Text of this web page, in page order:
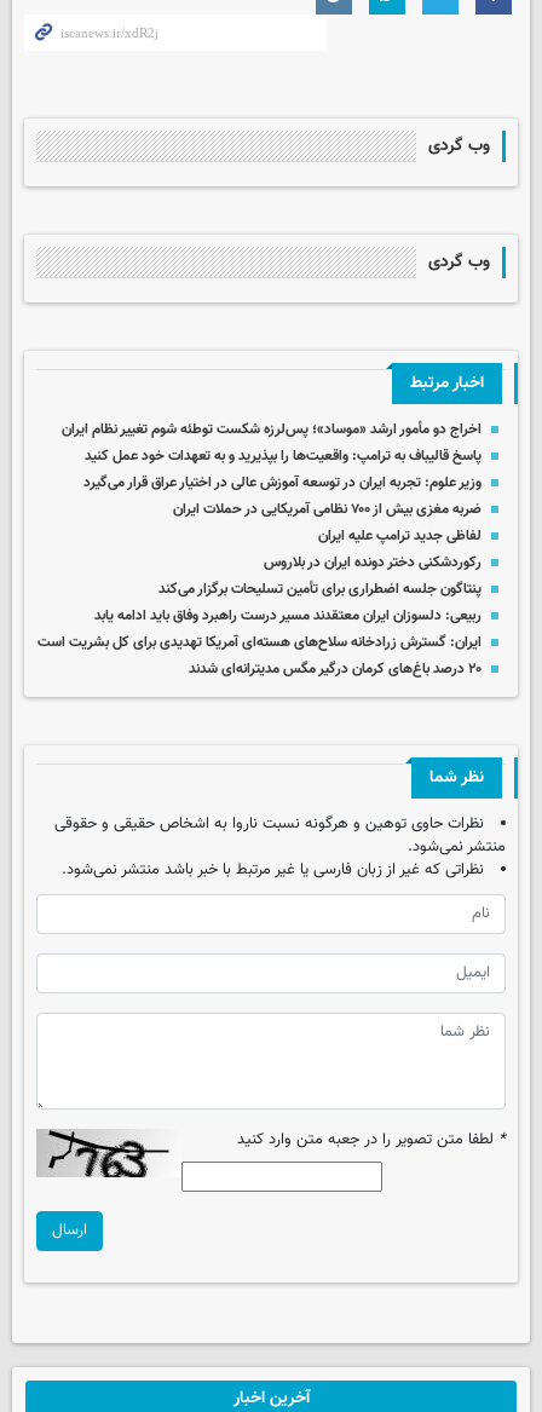
وب گردی
وب گردی
اخبار مرتبط
اخراج دو مأمور ارشد «موساد»؛ پس‌لرزه شکست توطئه شوم تغییر نظام ایران
پاسخ قالیباف به ترامپ: واقعیت‌ها را بپذیرید و به تعهدات خود عمل کنید
وزیر علوم: تجربه ایران در توسعه آموزش عالی در اختیار عراق قرار می‌گیرد
ضربه مغزی بیش از ۷۰۰ نظامی آمریکایی در حملات ایران
لفاظی جدید ترامپ علیه ایران
رکوردشکنی دختر دونده ایران در بلاروس
پنتاگون جلسه اضطراری برای تأمین تسلیحات برگزار می‌کند
ربیعی: دلسوزان ایران معتقدند مسیر درست راهبرد وفاق باید ادامه یابد
ایران: گسترش زرادخانه سلاح‌های هسته‌ای آمریکا تهدیدی برای کل بشریت است
۲۰ درصد باغ‌های کرمان درگیر مگس مدیترانه‌ای شدند
نظر شما
نظرات حاوی توهین و هرگونه نسبت ناروا به اشخاص حقیقی و حقوقی
منتشر نمی‌شود.
نظراتی که غیر از زبان فارسی یا غیر مرتبط با خبر باشد منتشر نمی‌شود.
* لطفا متن تصویر را در جعبه متن وارد کنید
ارسال
آخرین اخبار